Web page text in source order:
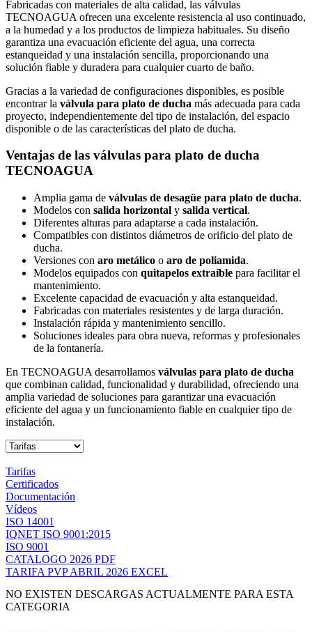
Fabricadas con materiales de alta calidad, las válvulas
TECNOAGUA ofrecen una excelente resistencia al uso continuado,
a la humedad y a los productos de limpieza habituales. Su diseño
garantiza una evacuación eficiente del agua, una correcta
estanqueidad y una instalación sencilla, proporcionando una
solución fiable y duradera para cualquier cuarto de baño.
Gracias a la variedad de configuraciones disponibles, es posible
encontrar la válvula para plato de ducha más adecuada para cada
proyecto, independientemente del tipo de instalación, del espacio
disponible o de las características del plato de ducha.
Ventajas de las válvulas para plato de ducha
TECNOAGUA
Amplia gama de válvulas de desagüe para plato de ducha.
Modelos con salida horizontal y salida vertical.
Diferentes alturas para adaptarse a cada instalación.
Compatibles con distintos diámetros de orificio del plato de
ducha.
Versiones con aro metálico o aro de poliamida.
Modelos equipados con quitapelos extraíble para facilitar el
mantenimiento.
Excelente capacidad de evacuación y alta estanqueidad.
Fabricadas con materiales resistentes y de larga duración.
Instalación rápida y mantenimiento sencillo.
Soluciones ideales para obra nueva, reformas y profesionales
de la fontanería.
En TECNOAGUA desarrollamos válvulas para plato de ducha
que combinan calidad, funcionalidad y durabilidad, ofreciendo una
amplia variedad de soluciones para garantizar una evacuación
eficiente del agua y un funcionamiento fiable en cualquier tipo de
instalación.
Tarifas
Certificados
Documentación
Vídeos
ISO 14001
IQNET ISO 9001:2015
ISO 9001
CATALOGO 2026 PDF
TARIFA PVP ABRIL 2026 EXCEL
NO EXISTEN DESCARGAS ACTUALMENTE PARA ESTA
CATEGORIA